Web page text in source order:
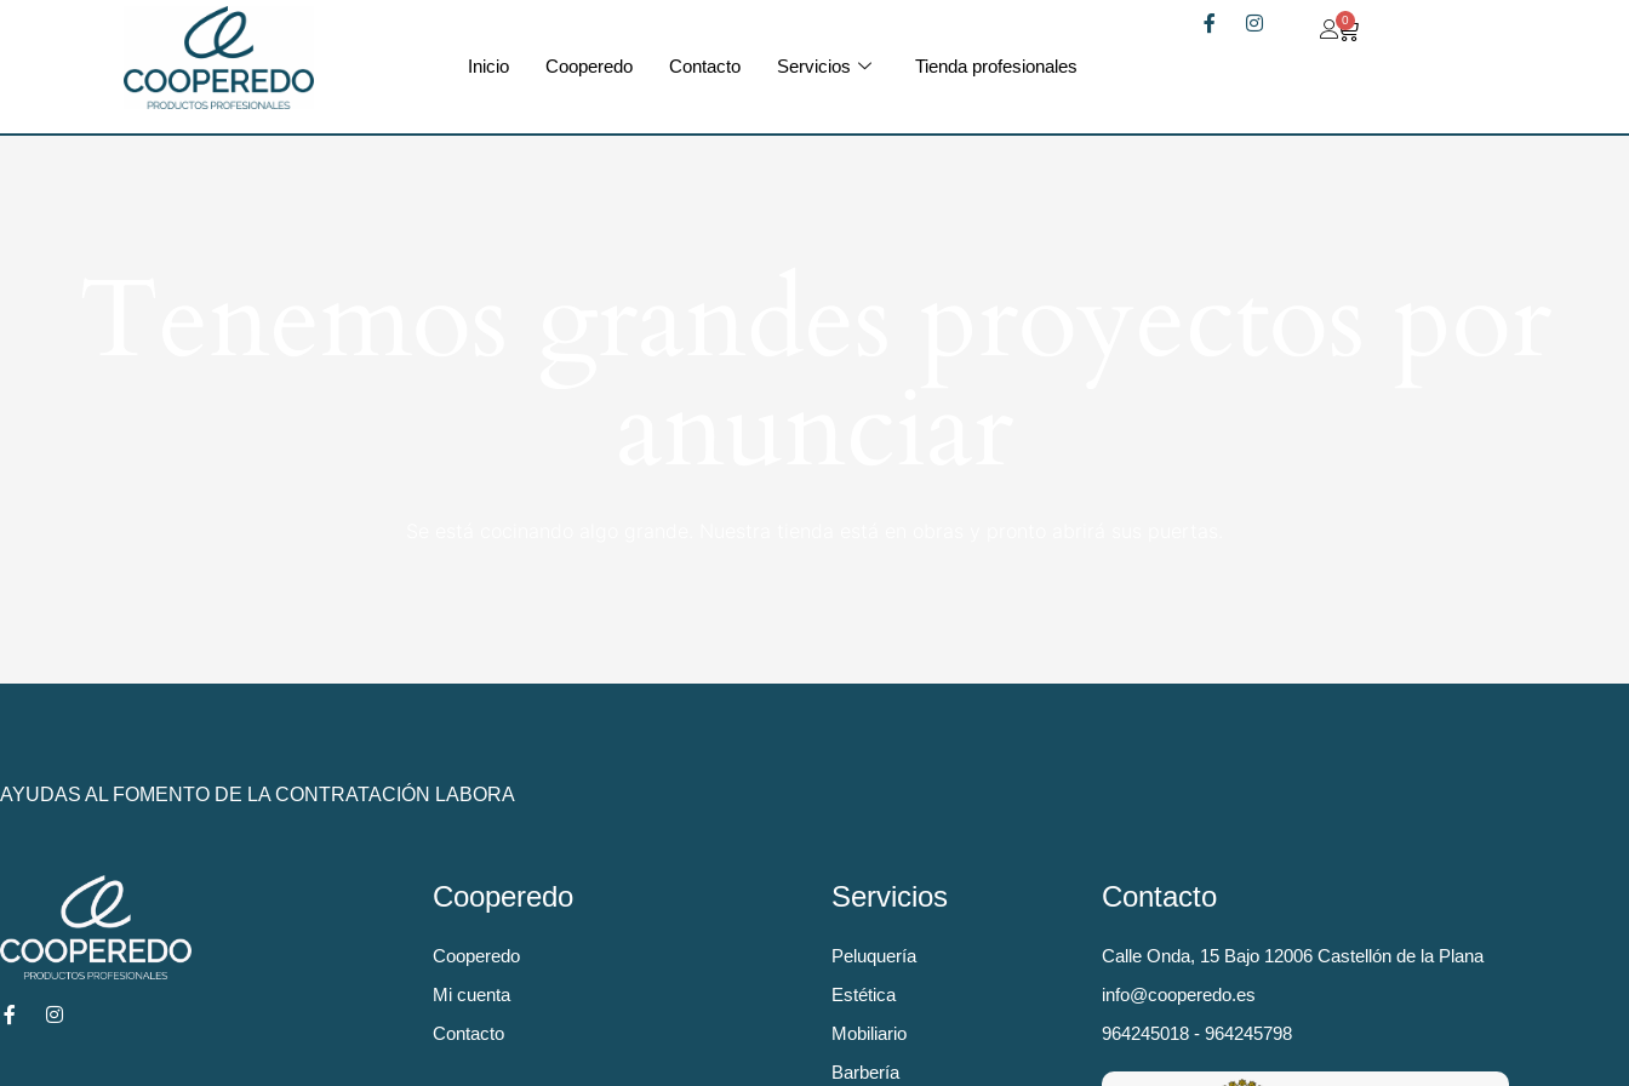
Inicio Cooperedo Contacto Servicios Tienda profesionales
0
AYUDAS AL FOMENTO DE LA CONTRATACIÓN LABORA
Cooperedo
Cooperedo
Mi cuenta
Contacto
Servicios
Peluquería
Estética
Mobiliario
Barbería
Contacto
Calle Onda, 15 Bajo 12006 Castellón de la Plana
info@cooperedo.es
964245018 - 964245798